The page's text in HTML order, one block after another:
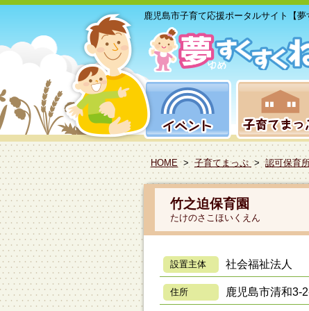
鹿児島市子育て応援ポータルサイト【
HOME > 子育てまっぷ >認可保育
竹之迫保育園
たけのさこほいくえん
設置主体 社会福祉法人
住所 鹿児島市清和3-